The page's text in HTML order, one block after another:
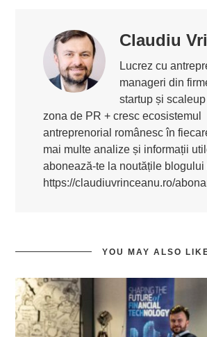
Claudiu
Lucrez cu
manageri din
startup și
zona de PR + cresc ecosistemul
antreprenorial românesc în
mai multe analize și informații
abonează-te la noutățile blogului
https://claudiuvrinceanu.ro/
YOU MAY ALSO